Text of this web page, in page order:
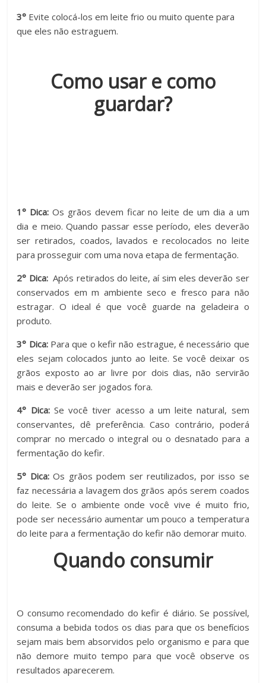
3° Evite colocá-los em leite frio ou muito quente para
que eles não estraguem.
Como usar e como
guardar?
1° Dica: Os grãos devem ficar no leite de um dia a um
dia e meio. Quando passar esse período, eles deverão
ser retirados, coados, lavados e recolocados no leite
para prosseguir com uma nova etapa de fermentação.
2° Dica: Após retirados do leite, aí sim eles deverão ser
conservados em m ambiente seco e fresco para não
estragar. O ideal é que você guarde na geladeira o
produto.
3° Dica:Para que o kefir não estrague, é necessário que
eles sejam colocados junto ao leite. Se você deixar os
grãos exposto ao ar livre por dois dias, não servirão
mais e deverão ser jogados fora.
4° Dica:Se você tiver acesso a um leite natural, sem
conservantes, dê preferência. Caso contrário, poderá
comprar no mercado o integral ou o desnatado para a
fermentação do kefir.
5° Dica:Os grãos podem ser reutilizados, por isso se
faz necessária a lavagem dos grãos após serem coados
do leite. Se o ambiente onde você vive é muito frio,
pode ser necessário aumentar um pouco a temperatura
do leite para a fermentação do kefir não demorar muito.
Quando consumir
O consumo recomendado do kefir é diário. Se possível,
consuma a bebida todos os dias para que os benefícios
sejam mais bem absorvidos pelo organismo e para que
não demore muito tempo para que você observe os
resultados aparecerem.